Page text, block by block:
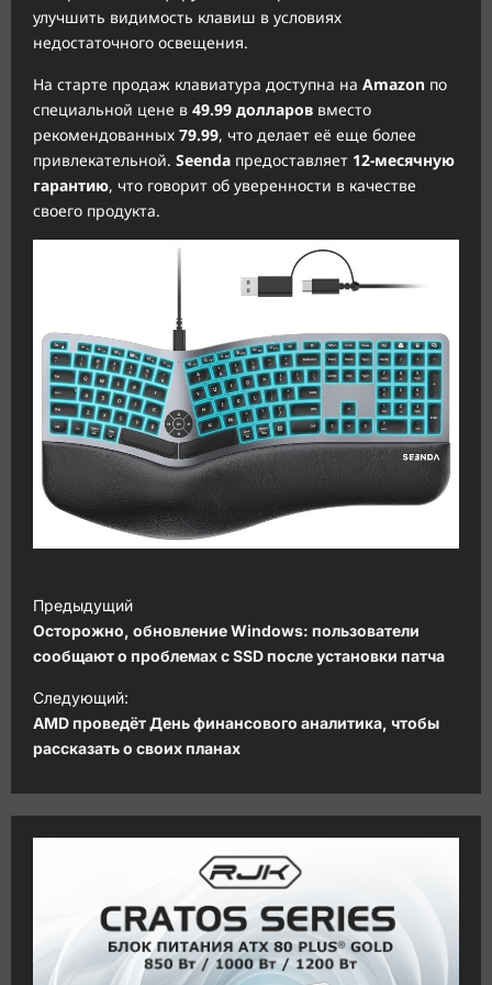
улучшить видимость клавиш в условиях
недостаточного освещения.
На старте продаж клавиатура доступна на Amazon по
специальной цене в 49.99 долларов вместо
рекомендованных 79.99, что делает её еще более
привлекательной. Seenda предоставляет 12-месячную
гарантию, что говорит об уверенности в качестве
своего продукта.
Н
а
в
и
г
а
ц
и
Предыдущий
Осторожно, обновление Windows: пользователи
сообщают о проблемах с SSD после установки патча
Следующий:
AMD проведёт День финансового аналитика, чтобы
рассказать о своих планах